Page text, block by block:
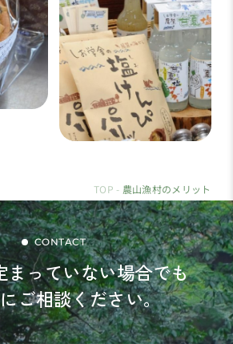
TOP 農山漁村のメリット
CONTACT
まっていない場合でも
ご相談ください。